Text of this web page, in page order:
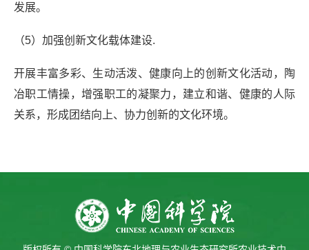
发展。
（5）加强创新文化载体建设.
开展丰富多彩、生动活泼、健康向上的创新文化活动，陶
冶职工情操，增强职工的凝聚力，建立和谐、健康的人际
关系，形成团结向上、协力创新的文化环境。